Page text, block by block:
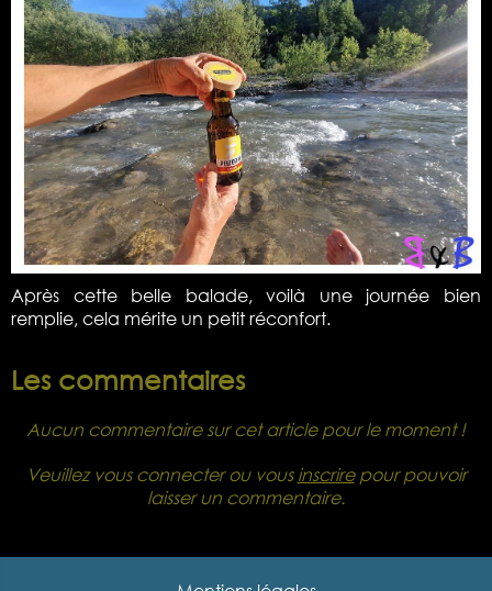
Après cette belle balade, voilà une journée bien
remplie, cela mérite un petit réconfort.
Les commentaires
Aucun commentaire sur cet article pour le moment !
Veuillez vous connecter ou vousinscrirepour pouvoir
laisser un commentaire.